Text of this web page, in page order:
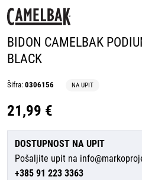
BIDON CAMELBAK
BLACK
Šifra: 0306156 NA UPIT
21,99 €
DOSTUPNOST NA UPIT
Pošaljite upit na
+385 91 223 3363